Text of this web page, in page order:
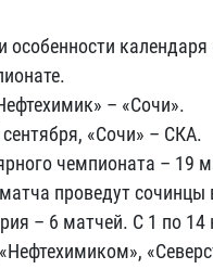
– «Сочи».
«Сочи» – СКА.
чемпионата – 19
проведут сочинцы
– 6 матчей. С 1 по 14